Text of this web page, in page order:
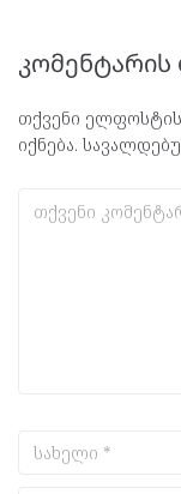
თქვენი ელფოსტის
იქნება.